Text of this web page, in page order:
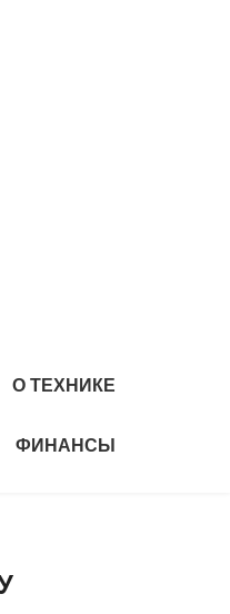
О ТЕХНИКЕ
ФИНАНСЫ